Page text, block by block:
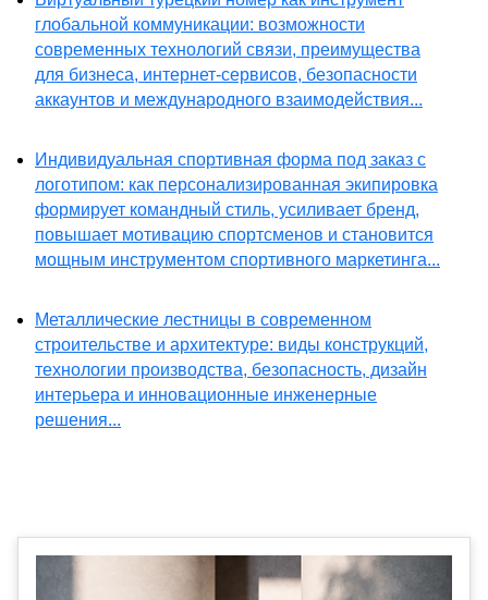
глобальной коммуникации: возможности
современных технологий связи, преимущества
для бизнеса, интернет-сервисов, безопасности
аккаунтов и международного взаимодействия...
Индивидуальная спортивная форма под заказ с
логотипом: как персонализированная экипировка
формирует командный стиль, усиливает бренд,
повышает мотивацию спортсменов и становится
мощным инструментом спортивного маркетинга...
Металлические лестницы в современном
строительстве и архитектуре: виды конструкций,
технологии производства, безопасность, дизайн
интерьера и инновационные инженерные
решения...